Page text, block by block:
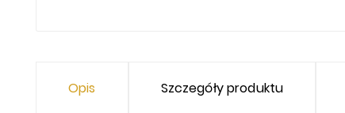
Opis Szczegóły produktu